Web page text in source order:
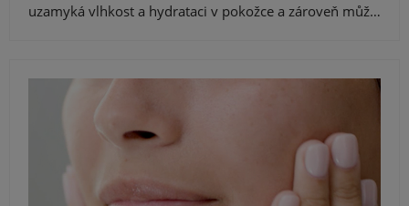
uzamyká vlhkost a hydrataci v pokožce a zároveň můž…